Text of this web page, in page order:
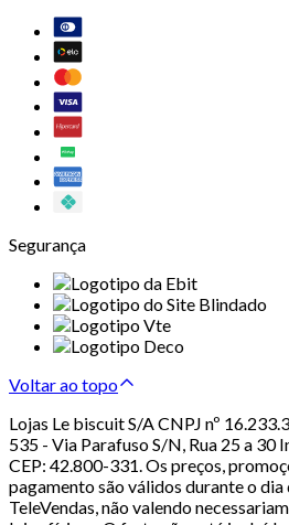
Segurança
Voltar ao topo
Lojas Le biscuit S/A CNPJ nº
535 - Via Parafuso S/N, Rua 25 a 30
CEP: 42.800-331. Os preços,
pagamento são válidos durante o dia
TeleVendas, não valendo